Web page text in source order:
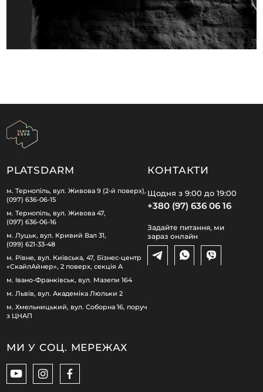
PLATSDARM
м. Тернопіль, вул. Живова 9 (2-й поверх),
(097) 636-06-15
м. Тернопіль, вул. Живова 47,
(097) 636-06-16
м. Луцьк, вул. Кривий Вал 31,
(099) 621-33-48
м. Рівне, вул. Київська, 47, Бізнес-центр
«СкайлАйнер», 2 поверх, секція А
м. Івано-Франківськ, вул. Мазепи 164
м. Львів, вул. Академіка Люльки 2
м. Хмельницький, вул. Соборна 16, поруч
з ЦНАП
КОНТАКТИ
Щодня з 9:00 до 19:00
+380 (97) 636 06 16
Задайте питання, ми
зараз онлайн
МИ У СОЦ. МЕРЕЖАХ